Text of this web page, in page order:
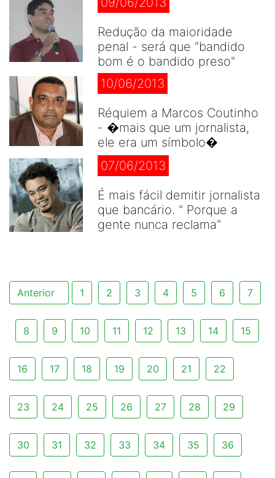
Redução da maioridade
penal - será que "bandido
bom é o bandido preso"
10/06/2013
Réquiem a Marcos Coutinho
- �mais que um jornalista,
ele era um símbolo�
07/06/2013
É mais fácil demitir jornalista
que bancário. " Porque a
gente nunca reclama"
Anterior 1 2 3 4 5 6 7
8 9 10 11 12 13 14 15
16 17 18 19 20 21 22
23 24 25 26 27 28 29
30 31 32 33 34 35 36